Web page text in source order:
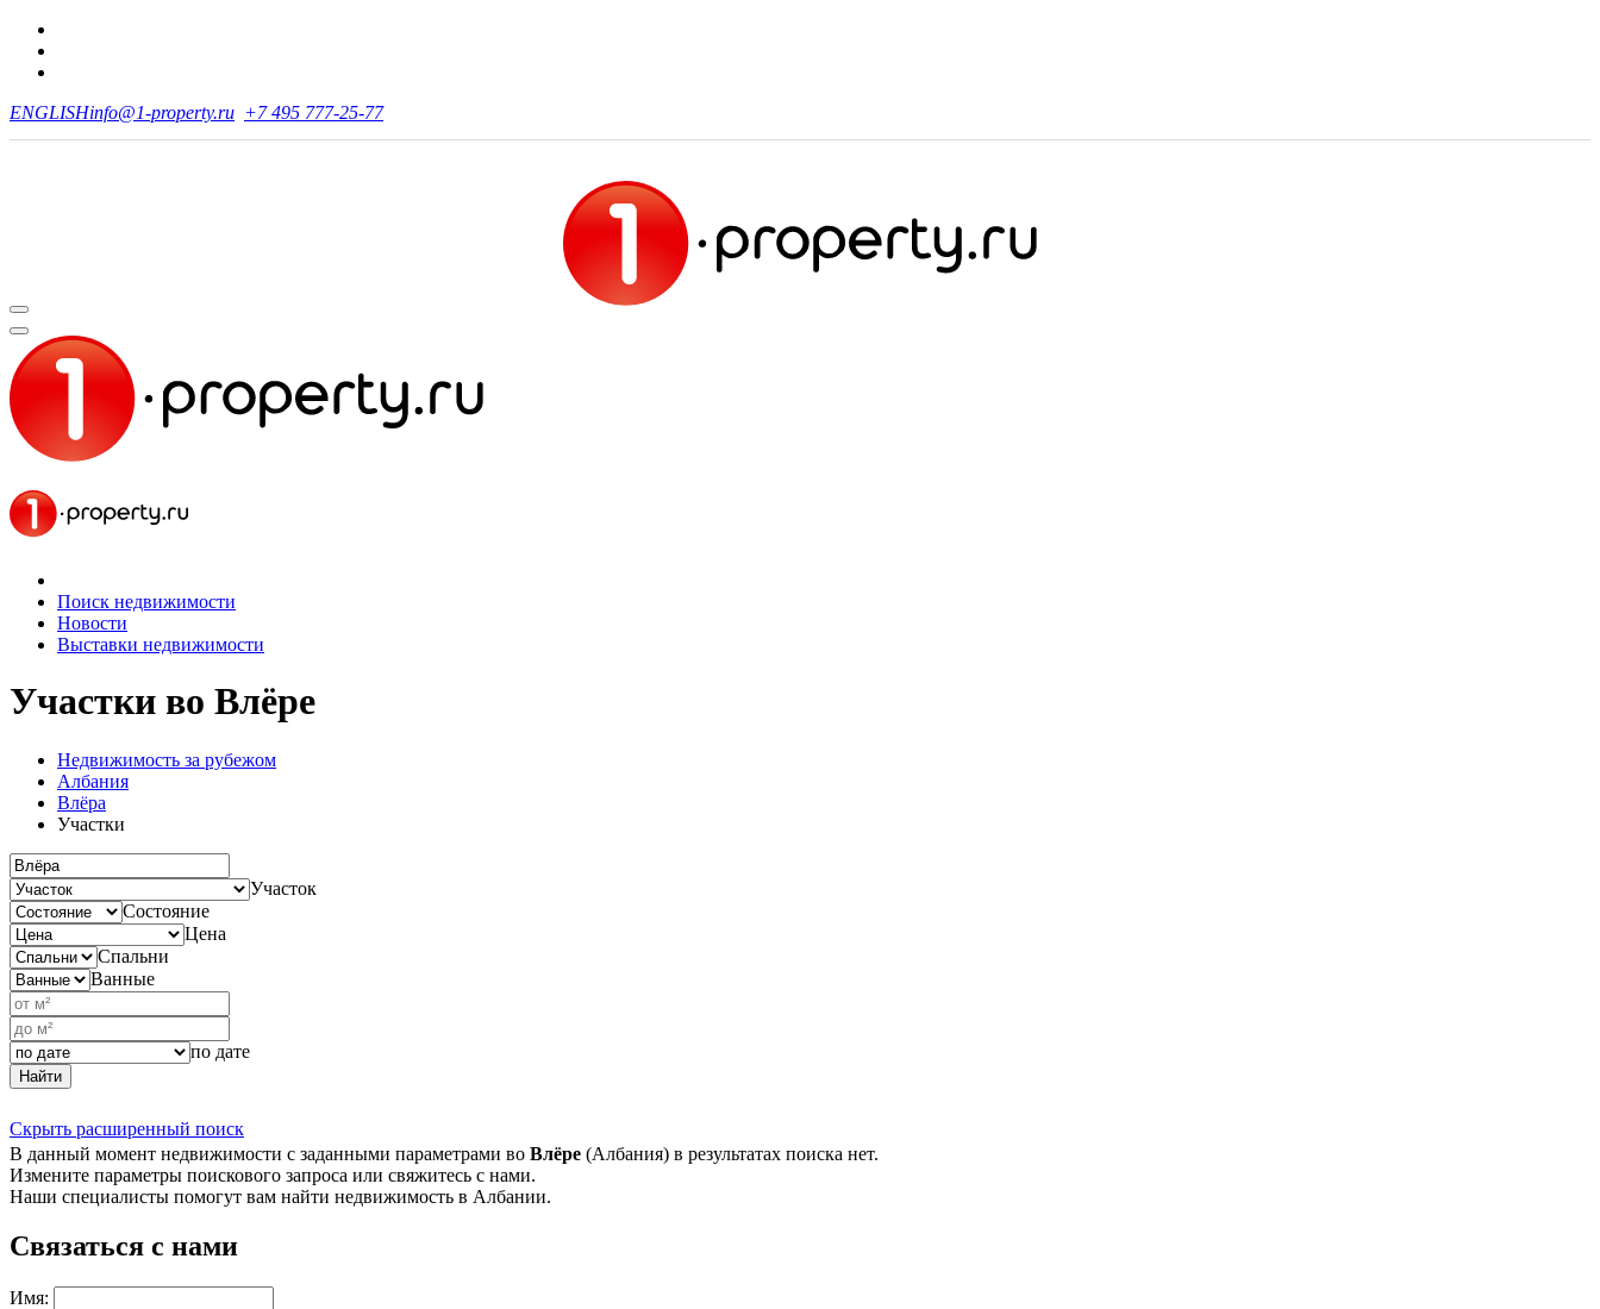
ENGLISHinfo@1-property.ru +7 495 777-25-77
Поиск недвижимости
Новости
Выставки недвижимости
Участки во Влёре
Недвижимость за рубежом
Албания
Влёра
Участки
Участок
Состояние
Цена
Спальни
Ванные
по дате
Найти
Скрыть расширенный поиск
В данный момент недвижимости с заданными параметрами во Влёре (Албания) в результатах поиска нет.
Измените параметры поискового запроса или свяжитесь с нами.
Наши специалисты помогут вам найти недвижимость в Албании.
Связаться с нами
Имя: